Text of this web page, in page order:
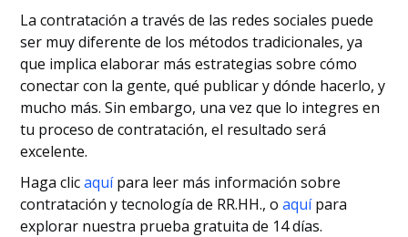
La contratación a través de las redes sociales puede
ser muy diferente de los métodos tradicionales, ya
que implica elaborar más estrategias sobre cómo
conectar con la gente, qué publicar y dónde hacerlo, y
mucho más. Sin embargo, una vez que lo integres en
tu proceso de contratación, el resultado será
excelente.
Haga clicaquípara leer más información sobre
contratación y tecnología de RR.HH., oaquípara
explorar nuestra prueba gratuita de 14 días.